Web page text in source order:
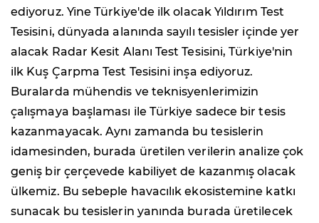
ediyoruz. Yine Türkiye'de ilk olacak Yıldırım Test
Tesisini, dünyada alanında sayılı tesisler içinde yer
alacak Radar Kesit Alanı Test Tesisini, Türkiye'nin
ilk Kuş Çarpma Test Tesisini inşa ediyoruz.
Buralarda mühendis ve teknisyenlerimizin
çalışmaya başlaması ile Türkiye sadece bir tesis
kazanmayacak. Aynı zamanda bu tesislerin
idamesinden, burada üretilen verilerin analize çok
geniş bir çerçevede kabiliyet de kazanmış olacak
ülkemiz. Bu sebeple havacılık ekosistemine katkı
sunacak bu tesislerin yanında burada üretilecek